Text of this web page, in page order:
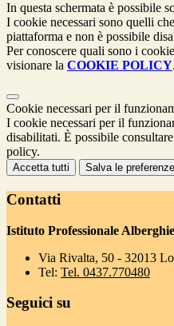
In questa schermata è possibile
I cookie necessari sono quelli
piattaforma e non è possibile
Per conoscere quali sono i
visionare la COOKIE POLICY.
Cookie necessari per il
I cookie necessari per il
disabilitati. È possibile
policy.
Accetta tutti Salva le preferenze
Contatti
Istituto Professionale
Via Rivalta, 50 - 32013
Tel: Tel. 0437.770480
Seguici su